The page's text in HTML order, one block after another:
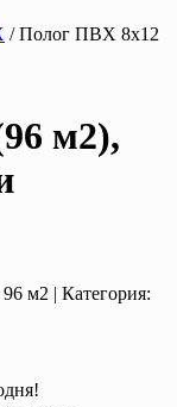
/ Полог ПВХ 8х12
м2),
м2 | Категория: